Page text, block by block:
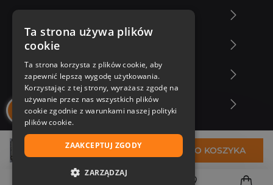
41,74 zł DO KOSZYKA
Zakupy u nas
Nasza oferta
Nasi autorzy
Ta strona używa plików
cookie
Ta strona korzysta z plików cookie, aby
zapewnić lepszą wygodę użytkowania.
Korzystając z tej strony, wyrażasz zgodę na
używanie przez nas wszystkich plików
cookie zgodnie z warunkami naszej polityki
plików cookie.
ZAAKCEPTUJ ZGODY
ZARZĄDZAJ